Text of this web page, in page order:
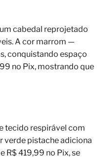
cabedal reprojetado
A cor marrom —
conquistando espaço
no Pix, mostrando que
tecido respirável com
verde pistache adiciona
R$ 419,99 no Pix, se